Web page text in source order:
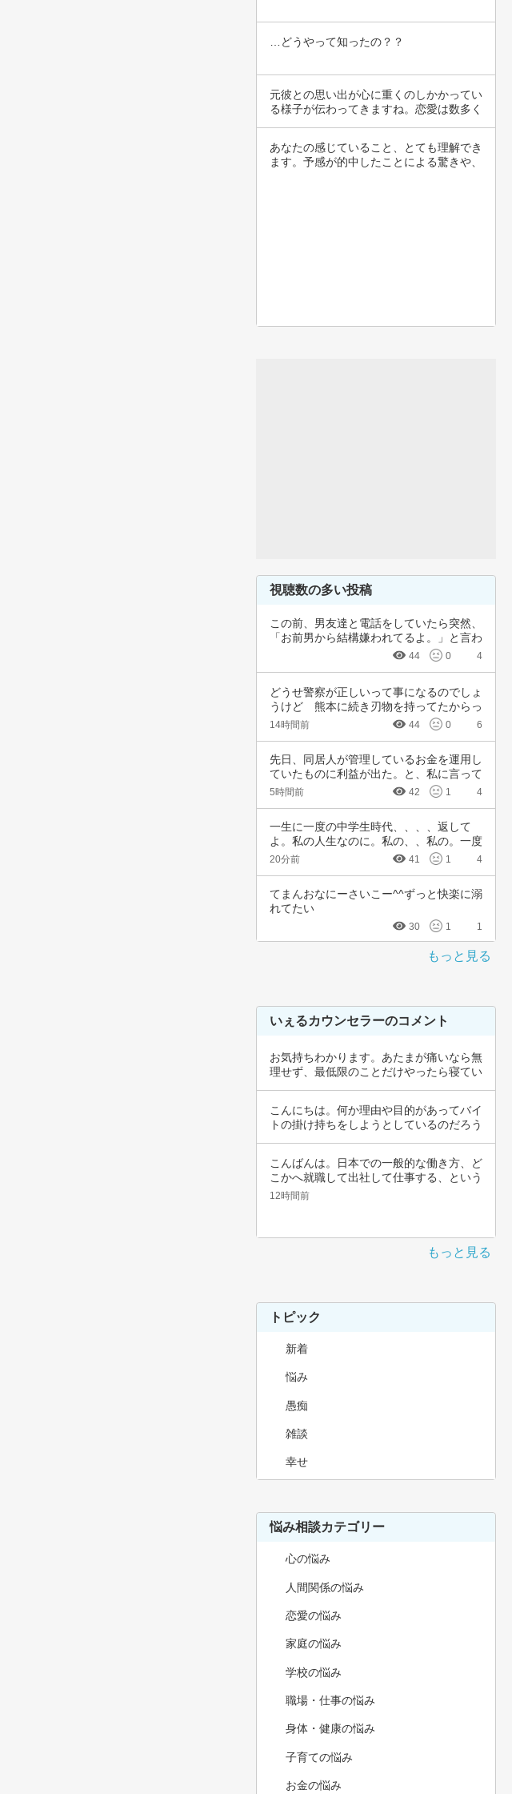
…どうやって知ったの？？
元彼との思い出が心に重くのしかかってい
る様子が伝わってきますね。恋愛は数多く
あなたの感じていること、とても理解でき
ます。予感が的中したことによる驚きや、
視聴数の多い投稿
この前、男友達と電話をしていたら突然、
「お前男から結構嫌われてるよ。」と言わ
44 0 4
どうせ警察が正しいって事になるのでしょ
うけど　熊本に続き刃物を持ってたからっ
て簡単に…
14時間前 44 0 6
先日、同居人が管理しているお金を運用し
ていたものに利益が出た。と、私に言って
きた。結…
5時間前 42 1 4
一生に一度の中学生時代、、、、返して
よ。私の人生なのに。私の、、私の。一度
でいいから…
20分前 41 1 4
てまんおなにーさいこー^^ずっと快楽に溺
れてたい
30 1 1
もっと見る
いぇるカウンセラーのコメント
お気持ちわかります。あたまが痛いなら無
理せず、最低限のことだけやったら寝てい
こんにちは。何か理由や目的があってバイ
トの掛け持ちをしようとしているのだろう
こんばんは。日本での一般的な働き方、ど
こかへ就職して出社して仕事する、という
職種では…
12時間前
もっと見る
トピック
新着
悩み
愚痴
雑談
幸せ
悩み相談カテゴリー
心の悩み
人間関係の悩み
恋愛の悩み
家庭の悩み
学校の悩み
職場・仕事の悩み
身体・健康の悩み
子育ての悩み
お金の悩み